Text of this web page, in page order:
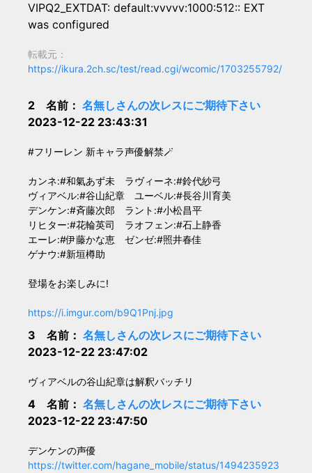
VIPQ2_EXTDAT: default:vvvvv:1000:512:: EXT
was configured
転載元：
https://ikura.2ch.sc/test/read.cgi/wcomic/1703255792/
2 名前： 名無しさんの次レスにご期待下さい
2023-12-22 23:43:31
#フリーレン 新キャラ声優解禁🪄
カンネ:#和氣あず未 ラヴィーネ:#鈴代紗弓
ヴィアベル:#谷山紀章 ユーベル:#長谷川育美
デンケン:#斉藤次郎 ラント:#小松昌平
リヒター:#花輪英司 ラオフェン:#石上静香
エーレ:#伊藤かな恵 ゼンゼ:#照井春佳
ゲナウ:#新垣樽助
登場をお楽しみに!
https://i.imgur.com/b9Q1Pnj.jpg
3 名前： 名無しさんの次レスにご期待下さい
2023-12-22 23:47:02
ヴィアベルの谷山紀章は解釈バッチリ
4 名前： 名無しさんの次レスにご期待下さい
2023-12-22 23:47:50
デンケンの声優
https://twitter.com/hagane_mobile/status/1494235923